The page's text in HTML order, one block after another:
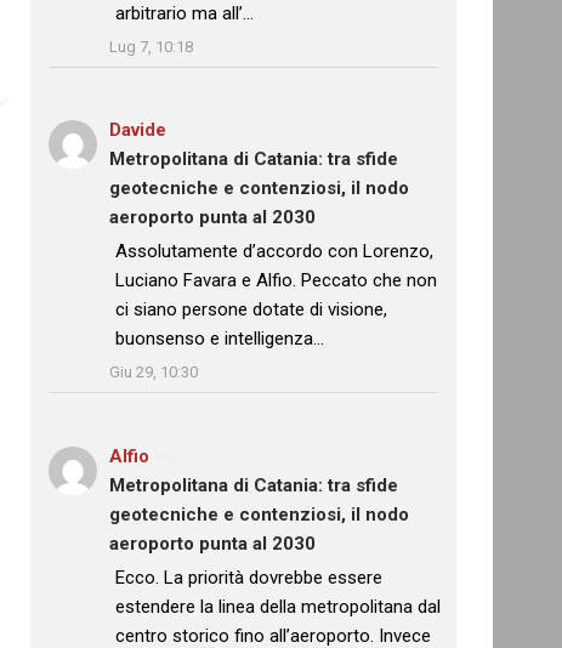
arbitrario ma all’…
Lug 7, 10:18
Davide
Metropolitana di Catania: tra sfide
geotecniche e contenziosi, il nodo
aeroporto punta al 2030
: “
Assolutamente d’accordo con Lorenzo,
Luciano Favara e Alfio. Peccato che non
ci siano persone dotate di visione,
buonsenso e intelligenza…
Giu 29, 10:30
Alfio
Metropolitana di Catania: tra sfide
geotecniche e contenziosi, il nodo
aeroporto punta al 2030
: “
Ecco. La priorità dovrebbe essere
estendere la linea della metropolitana dal
centro storico fino all’aeroporto. Invece